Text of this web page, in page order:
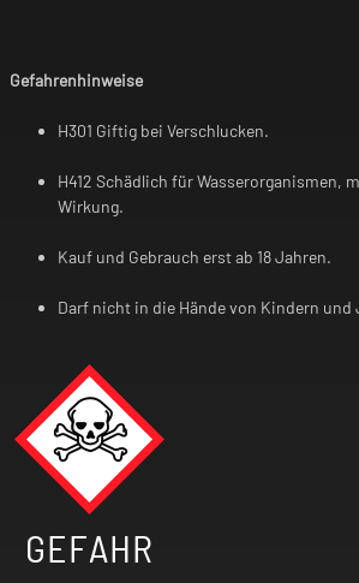
Gefahrenhinweise
H301 Giftig bei Verschlucken.
H412 Schädlich für Wasserorganismen,
Wirkung.
Kauf und Gebrauch erst ab 18 Jahren.
Darf nicht in die Hände von Kindern und
GEFAHR